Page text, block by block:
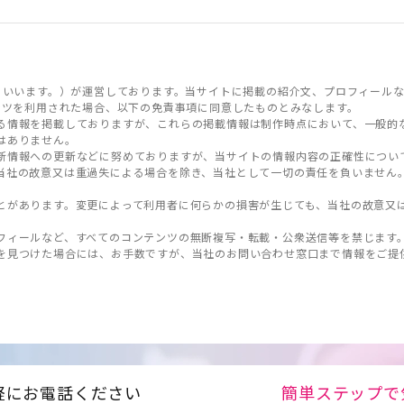
います。）が運営しております。当サイトに掲載の紹介文、プロフィール
を利用された場合、以下の免責事項に同意したものとみなします。
報を掲載しておりますが、これらの掲載情報は制作時点において、一般
りません。
報への更新などに努めておりますが、当サイトの情報内容の正確性につ
の故意又は重過失による場合を除き、当社として一切の責任を負いませ
あります。変更によって利用者に何らかの損害が生じても、当社の故意
ールなど、すべてのコンテンツの無断複写・転載・公衆送信等を禁じます
つけた場合には、お手数ですが、当社のお問い合わせ窓口まで情報をご
お電話ください 簡単ステップ